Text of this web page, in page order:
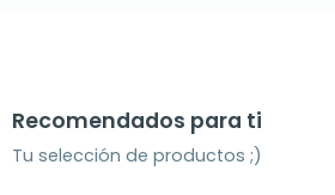
Recomendados para ti
Tu selección de productos ;)